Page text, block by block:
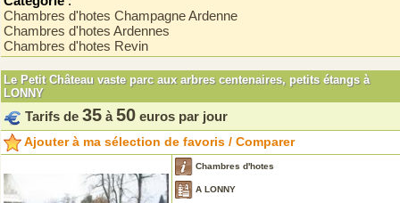
Chambres d'hotes Champagne Ardenne
Chambres d'hotes Ardennes
Chambres d'hotes Revin
Le Petit Château vaste parc aux arbres centenaires, petits étangs à
LONNY
Tarifs de 35 à 50 euros par jour
Ajouter à ma sélection de favoris / Comparer
Chambres d'hotes
A LONNY